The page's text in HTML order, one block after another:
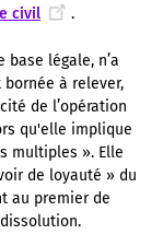
civil .
base légale, n’a
à relever,
de l’opération
qu'elle implique
multiples ». Elle
de loyauté » du
au premier de